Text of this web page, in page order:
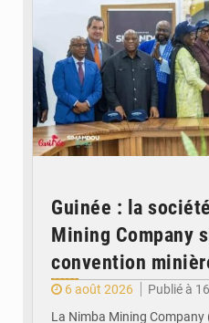
Guinée : la
Mining Company
convention
6 août 2026
Publié à
La Nimba Mining Company